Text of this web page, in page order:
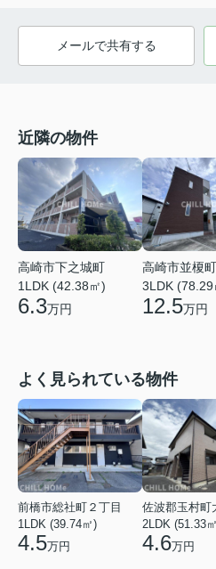
メールで共有する
近隣の物件
高崎市下之城町
1LDK (42.38㎡)
6.3万円
高崎市並榎町
3LDK (78.29
12.5万円
よく見られている物件
前橋市総社町２丁目
1LDK (39.74㎡)
4.5万円
佐波郡玉村町
2LDK (51.33
4.6万円